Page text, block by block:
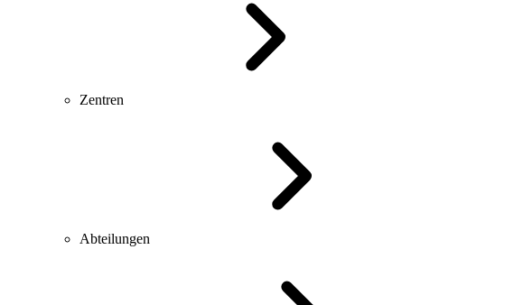
Zentren
Abteilungen